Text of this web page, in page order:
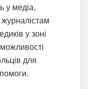
у медіа,
у зоні
для